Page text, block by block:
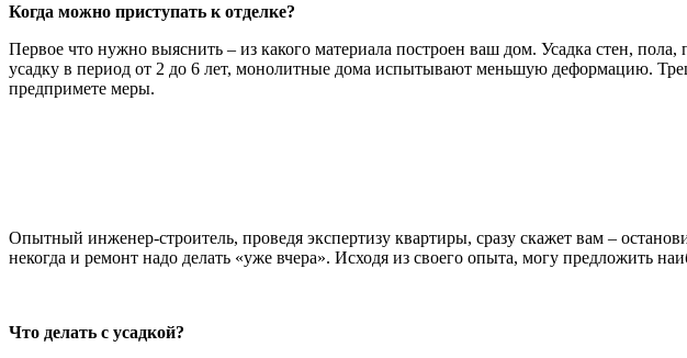
Когда можно приступать к отделке?
Первое что нужно выяснить – из какого материала построен ваш дом. Усадка стен,
усадку в период от 2 до 6 лет, монолитные дома испытывают меньшую деформацию.
предпримете меры.
Опытный инженер-строитель, проведя экспертизу квартиры, сразу скажет вам –
некогда и ремонт надо делать «уже вчера». Исходя из своего опыта, могу предложить
Что делать с усадкой?